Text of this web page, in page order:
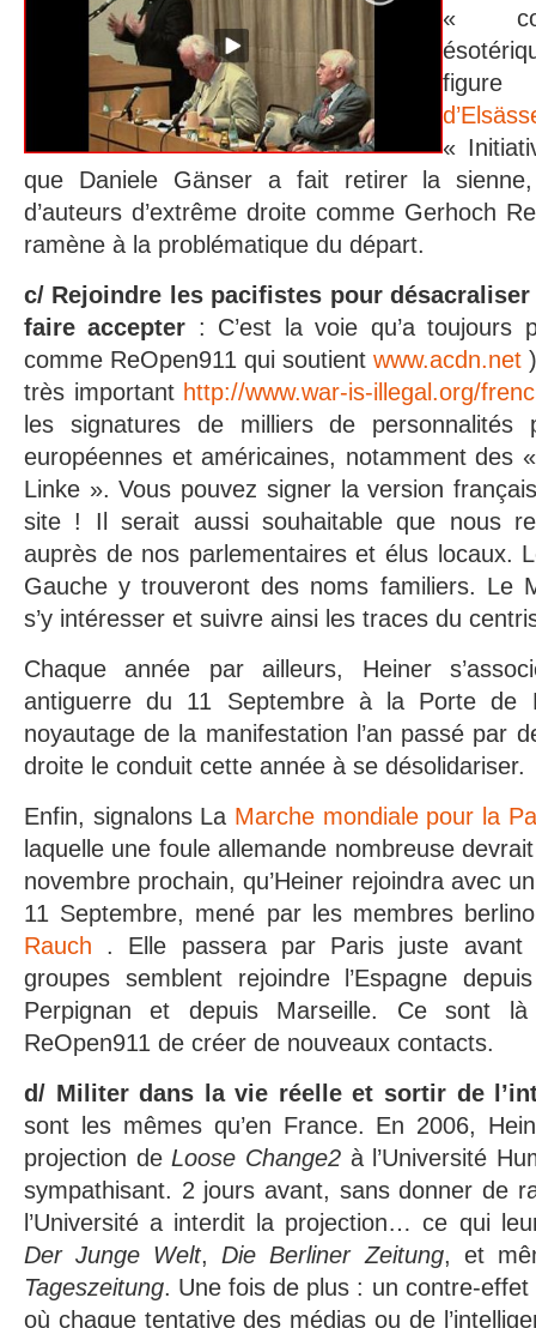
«
«
que Daniele Gänser a fait retirer la
d’auteurs d’extrême droite comme Gerhoch
ramène à la problématique du départ.
c/ Rejoindre les pacifistes pour
faire accepter : C’est la voie qu’a toujours
comme ReOpen911 qui soutient www.acdn.net
très important http://www.war-is-illegal.org/
les signatures de milliers de personnalités
européennes et américaines, notamment des
Linke ». Vous pouvez signer la version
site ! Il serait aussi souhaitable que nous
auprès de nos parlementaires et élus locaux.
Gauche y trouveront des noms familiers. Le
s’y intéresser et suivre ainsi les traces du
Chaque année par ailleurs, Heiner
antiguerre du 11 Septembre à la Porte de
noyautage de la manifestation l’an passé par
droite le conduit cette année à se désolidariser.
Enfin, signalons La Marche mondiale pour la
laquelle une foule allemande nombreuse
novembre prochain, qu’Heiner rejoindra avec
11 Septembre, mené par les membres
Rauch . Elle passera par Paris juste
groupes semblent rejoindre l’Espagne
Perpignan et depuis Marseille. Ce sont
ReOpen911 de créer de nouveaux contacts.
d/ Militer dans la vie réelle et sortir de
sont les mêmes qu’en France. En 2006,
projection de Loose Change2 à l’Université
sympathisant. 2 jours avant, sans donner de
l’Université a interdit la projection… ce qui
Der Junge Welt, Die Berliner Zeitung, et
Tageszeitung. Une fois de plus : un contre-
où chaque tentative des médias ou de